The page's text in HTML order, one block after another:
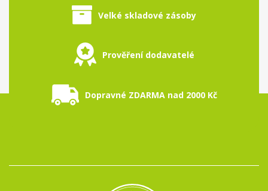
Velké skladové zásoby
Prověření dodavatelé
Dopravné ZDARMA nad 2000 Kč